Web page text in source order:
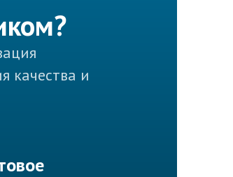
качества и